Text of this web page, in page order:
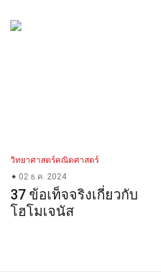
วิทยาศาสตร์คณิตศาสตร์
02 ธ.ค. 2024
37 ข้อเท็จจริงเกี่ยวกับ
โฮโมเจนัส